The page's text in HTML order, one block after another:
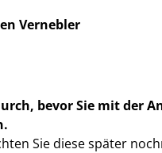
Vernebler
bevor Sie mit der
Sie diese später